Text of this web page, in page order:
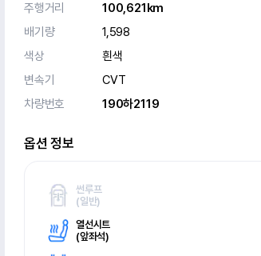
주행거리
100,621km
배기량
1,598
색상
흰색
변속기
CVT
차량번호
190하2119
옵션 정보
썬루프
(일반)
열선시트
(앞좌석)